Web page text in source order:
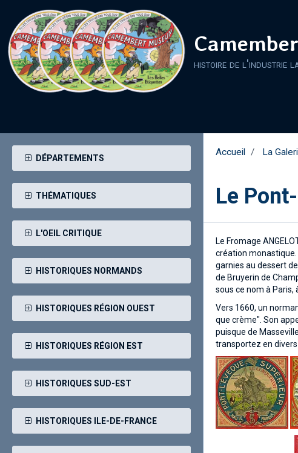
histoire de l'industrie
Accueil La
Le
Le Fromage
création monastique.
garnies au dessert
de Bruyerin de
sous ce nom à Paris,
Vers 1660, un
que crème". Son
puisque de
transportez en
DÉPARTEMENTS
THÉMATIQUES
L'OEIL CRITIQUE
HISTORIQUES NORMANDS
HISTORIQUES RÉGION OUEST
HISTORIQUES RÉGION EST
HISTORIQUES SUD-EST
HISTORIQUES ILE-DE-FRANCE